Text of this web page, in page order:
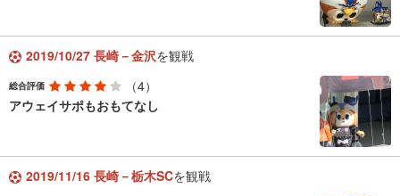
2019/10/27 長崎－金沢を観戦
総合評価
（4）
アウェイサポもおもてなし
2019/11/16 長崎－栃木SCを観戦